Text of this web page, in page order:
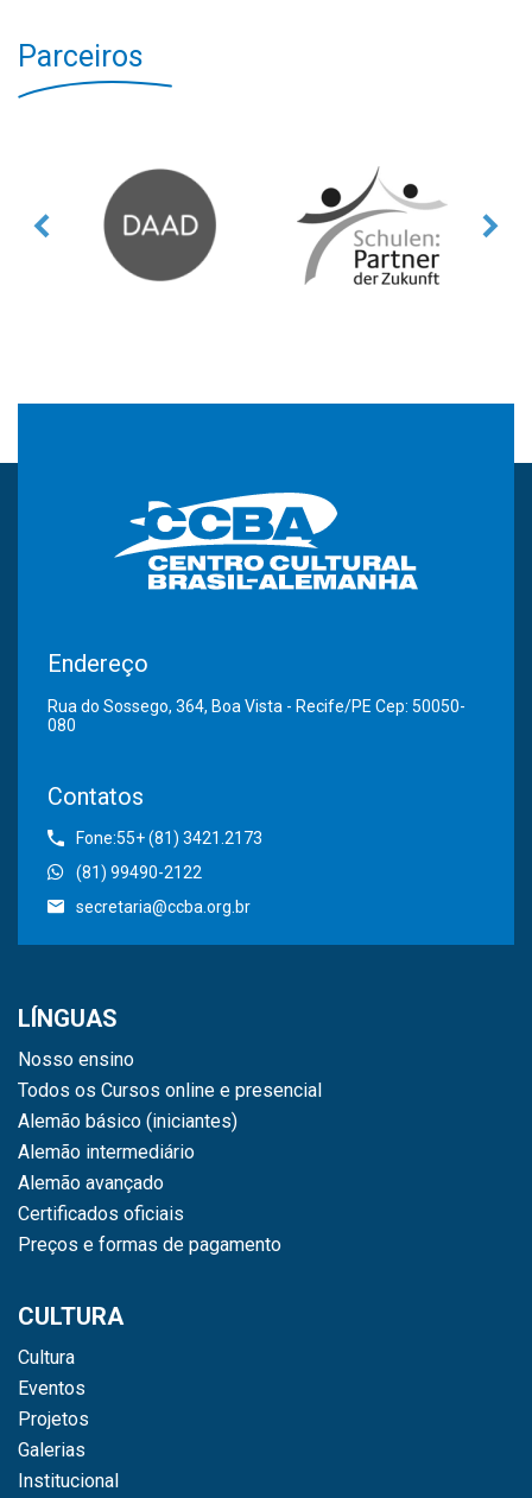
Parceiros
Endereço
Rua do Sossego, 364, Boa Vista - Recife/PE Cep: 50050-
080
Contatos
Fone:55+ (81) 3421.2173
(81) 99490-2122
secretaria@ccba.org.br
LÍNGUAS
Nosso ensino
Todos os Cursos online e presencial
Alemão básico (iniciantes)
Alemão intermediário
Alemão avançado
Certificados oficiais
Preços e formas de pagamento
CULTURA
Cultura
Eventos
Projetos
Galerias
Institucional